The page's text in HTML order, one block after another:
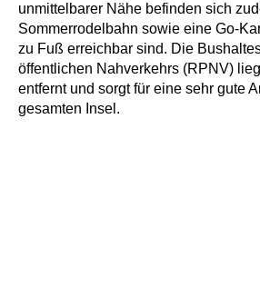
unmittelbarer Nähe befinden sich
Sommerrodelbahn sowie eine Go-
zu Fuß erreichbar sind. Die
öffentlichen Nahverkehrs (RPNV)
entfernt und sorgt für eine sehr gute
gesamten Insel.